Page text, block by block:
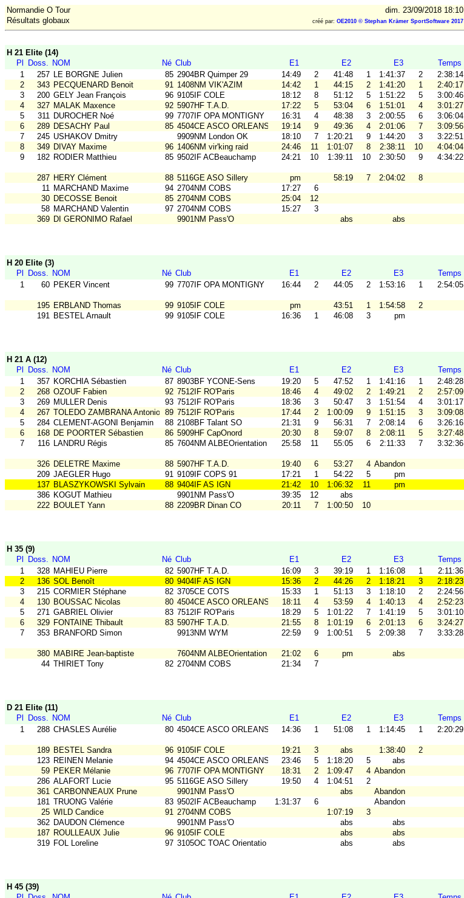
Normandie O Tour
dim. 23/09/2018 18:10
Résultats globaux
créé par: OE2010 © Stephan Krämer SportSoftware 2017
H 21 Elite (14)
Pl
Doss. NOM Né Club E1 E2 E3
Temps
1
257 LE BORGNE Julien 85 2904BR Quimper 29 14:49 2 41:48 1 1:41:37 2
2:38:14
2
343 PECQUENARD Benoit 91 1408NM VIK'AZIM 14:42 1 44:15 2 1:41:20 1
2:40:17
3
200 GELY Jean François 96 9105IF COLE 18:12 8 51:12 5 1:51:22 5
3:00:46
4
327 MALAK Maxence 92 5907HF T.A.D. 17:22 5 53:04 6 1:51:01 4
3:01:27
5
311 DUROCHER Noé 99 7707IF OPA MONTIGNY 16:31 4 48:38 3 2:00:55 6
3:06:04
6
289 DESACHY Paul 85 4504CE ASCO ORLEANS 19:14 9 49:36 4 2:01:06 7
3:09:56
7
245 USHAKOV Dmitry 9909NM London OK 18:10 7 1:20:21 9 1:44:20 3
3:22:51
8
349 DIVAY Maxime 96 1406NM vir'king raid 24:46 11 1:01:07 8 2:38:11 10
4:04:04
9
182 RODIER Matthieu 85 9502IF ACBeauchamp 24:21 10 1:39:11 10 2:30:50 9 4:34:22
287 HERY Clément 88 5116GE ASO Sillery pm 58:19 7 2:04:02
8
11 MARCHAND Maxime 94 2704NM COBS 17:27
6
30 DECOSSE Benoit 85 2704NM COBS 25:04
12
58 MARCHAND Valentin 97 2704NM COBS 15:27
3
369 DI GERONIMO Rafael 9901NM Pass'O abs abs
H 20 Elite (3)
Pl
Doss. NOM Né Club E1 E2 E3
Temps
1
60 PEKER Vincent 99 7707IF OPA MONTIGNY 16:44 2 44:05 2 1:53:16 1 2:54:05
195 ERBLAND Thomas 99 9105IF COLE pm 43:51 1 1:54:58
2
191 BESTEL Arnault 99 9105IF COLE 16:36 1 46:08 3 pm
H 21 A (12)
Pl
Doss. NOM Né Club E1 E2 E3
Temps
1
357 KORCHIA Sébastien 87 8903BF YCONE-Sens 19:20 5 47:52 1 1:41:16 1
2:48:28
2
268 OZOUF Fabien 92 7512IF RO'Paris 18:46 4 49:02 2 1:49:21 2
2:57:09
3
269 MULLER Denis 93 7512IF RO'Paris 18:36 3 50:47 3 1:51:54 4
3:01:17
4
267 TOLEDO ZAMBRANA Antonio 89 7512IF RO'Paris 17:44 2 1:00:09 9 1:51:15 3
3:09:08
5
284 CLEMENT-AGONI Benjamin 88 2108BF Talant SO 21:31 9 56:31 7 2:08:14 6
3:26:16
6
168 DE POORTER Sébastien 86 5909HF CapOnord 20:30 8 59:07 8 2:08:11 5
3:27:48
7
116 LANDRU Régis 85 7604NM ALBEOrientation 25:58 11 55:05 6 2:11:33 7 3:32:36
326 DELETRE Maxime 88 5907HF T.A.D. 19:40 6 53:27 4 Abandon
209 JAEGLER Hugo 91 9109IF COPS 91 17:21 1 54:22 5
pm
137 BLASZYKOWSKI Sylvain 88 9404IF AS IGN 21:42 10 1:06:32 11
pm
386 KOGUT Mathieu 9901NM Pass'O 39:35 12
abs
222 BOULET Yann 88 2209BR Dinan CO 20:11 7 1:00:50 10
H 35 (9)
Pl
Doss. NOM Né Club E1 E2 E3
Temps
1
328 MAHIEU Pierre 82 5907HF T.A.D. 16:09 3 39:19 1 1:16:08 1
2:11:36
2
136 SOL Benoît 80 9404IF AS IGN 15:36 2 44:26 2 1:18:21 3
2:18:23
3
215 CORMIER Stéphane 82 3705CE COTS 15:33 1 51:13 3 1:18:10 2
2:24:56
4
130 BOUSSAC Nicolas 80 4504CE ASCO ORLEANS 18:11 4 53:59 4 1:40:13 4
2:52:23
5
271 GABRIEL Olivier 83 7512IF RO'Paris 18:29 5 1:01:22 7 1:41:19 5
3:01:10
6
329 FONTAINE Thibault 83 5907HF T.A.D. 21:55 8 1:01:19 6 2:01:13 6
3:24:27
7
353 BRANFORD Simon 9913NM WYM 22:59 9 1:00:51 5 2:09:38 7 3:33:28
380 MABIRE Jean-baptiste 7604NM ALBEOrientation 21:02 6 pm
abs
44 THIRIET Tony 82 2704NM COBS 21:34 7
D 21 Elite (11)
Pl
Doss. NOM Né Club E1 E2 E3
Temps
1
288 CHASLES Aurélie 80 4504CE ASCO ORLEANS 14:36 1 51:08 1 1:14:45 1 2:20:29
189 BESTEL Sandra 96 9105IF COLE 19:21 3 abs 1:38:40
2
123 REINEN Melanie 94 4504CE ASCO ORLEANS 23:46 5 1:18:20 5
abs
59 PEKER Mélanie 96 7707IF OPA MONTIGNY 18:31 2 1:09:47 4 Abandon
286 ALAFORT Lucie 95 5116GE ASO Sillery 19:50 4 1:04:51
2
361 CARBONNEAUX Prune 9901NM Pass'O abs
Abandon
181 TRUONG Valérie 83 9502IF ACBeauchamp 1:31:37 6
Abandon
25 WILD Candice 91 2704NM COBS 1:07:19
3
362 DAUDON Clémence 9901NM Pass'O abs
abs
187 ROULLEAUX Julie 96 9105IF COLE abs
abs
319 FOL Loreline 97 3105OC TOAC Orientatio abs abs
H 45 (39)